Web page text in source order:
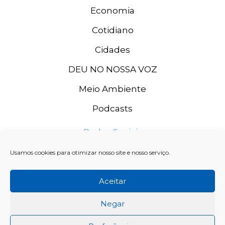
Usamos cookies para otimizar nosso site e nosso serviço.
Aceitar
Negar
Economia
Cotidiano
Cidades
DEU NO NOSSA VOZ
Meio Ambiente
Podcasts
Redes Sociais